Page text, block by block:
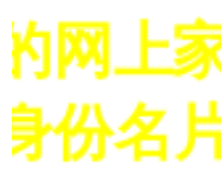
上家
名片